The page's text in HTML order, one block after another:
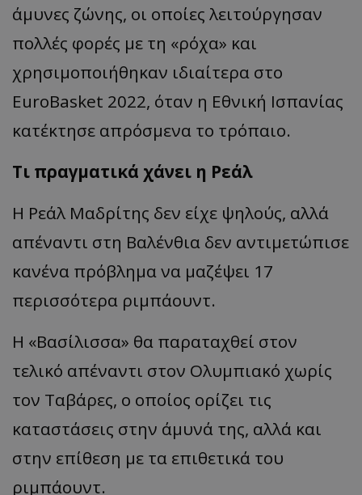
άμυνες ζώνης, οι οποίες λειτούργησαν
πολλές φορές με τη «ρόχα» και
χρησιμοποιήθηκαν ιδιαίτερα στο
EuroBasket 2022, όταν η Εθνική Ισπανίας
κατέκτησε απρόσμενα το τρόπαιο.
Τι πραγματικά χάνει η Ρεάλ
Η Ρεάλ Μαδρίτης δεν είχε ψηλούς, αλλά
απέναντι στη Βαλένθια δεν αντιμετώπισε
κανένα πρόβλημα να μαζέψει 17
περισσότερα ριμπάουντ.
Η «Βασίλισσα» θα παραταχθεί στον
τελικό απέναντι στον Ολυμπιακό χωρίς
τον Ταβάρες, ο οποίος ορίζει τις
καταστάσεις στην άμυνά της, αλλά και
στην επίθεση με τα επιθετικά του
ριμπάουντ.